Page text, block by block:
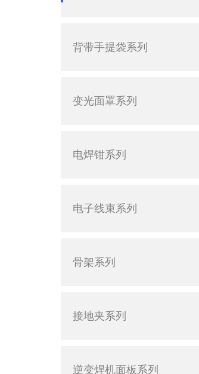
背带手提袋系列
变光面罩系列
电焊钳系列
电子线束系列
骨架系列
接地夹系列
逆变焊机面板系列